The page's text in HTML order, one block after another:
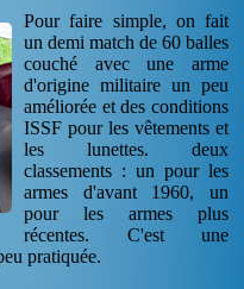
Pour faire simple, on fait
un demi match de 60 balles
couché avec une arme
d'origine militaire un peu
améliorée et des conditions
ISSF pour les vêtements et
les lunettes. deux
classements : un pour les
armes d'avant 1960, un
pour les armes plus
récentes. C'est une
pratiquée.